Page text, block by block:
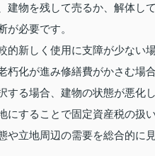
建物を残して売るか、解体し
が必要です。
的新しく使用に支障が少ない
朽化が進み修繕費がかさむ場
する場合、建物の状態が悪化
にすることで固定資産税の扱
や立地周辺の需要を総合的に